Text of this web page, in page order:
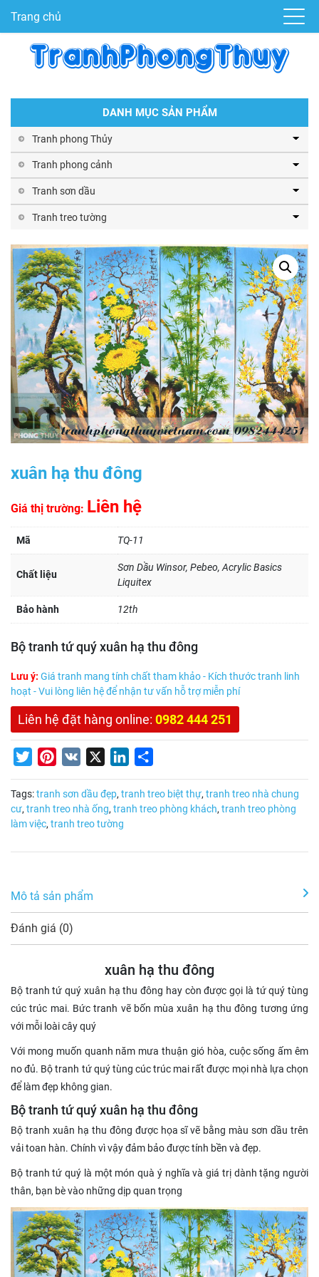
Trang chủ
DANH MỤC SẢN PHẨM
Tranh phong Thủy
Tranh phong cảnh
Tranh sơn dầu
Tranh treo tường
xuân hạ thu đông
Giá thị trường: Liên hệ
Mã TQ-11
Chất liệu
Sơn Dầu Winsor, Pebeo, Acrylic Basics
Liquitex
Bảo hành 12th
Bộ tranh tứ quý xuân hạ thu đông
Lưu ý: Giá tranh mang tính chất tham khảo - Kích thước tranh linh
hoạt - Vui lòng liên hệ để nhận tư vấn hỗ trợ miễn phí
Liên hệ đặt hàng online: 0982 444 251
TwitterPinterest
VK LinkedIn
Tags:tranh sơn dầu đẹp, tranh treo biệt thự, tranh treo nhà chung
cư, tranh treo nhà ống, tranh treo phòng khách, tranh treo phòng
làm việc, tranh treo tường
Mô tả sản phẩm
Đánh giá (0)
xuân hạ thu đông
Bộ tranh tứ quý xuân hạ thu đông hay còn được gọi là tứ quý tùng
cúc trúc mai. Bức tranh vẽ bốn mùa xuân hạ thu đông tương ứng
với mỗi loài cây quý
Với mong muốn quanh năm mưa thuận gió hòa, cuộc sống ấm êm
no đủ. Bộ tranh tứ quý tùng cúc trúc mai rất được mọi nhà lựa chọn
để làm đẹp không gian.
Bộ tranh tứ quý xuân hạ thu đông
Bộ tranh xuân hạ thu đông được họa sĩ vẽ bằng màu sơn dầu trên
vải toan hàn. Chính vì vậy đảm bảo được tính bền và đẹp.
Bộ tranh tứ quý là một món quà ý nghĩa và giá trị dành tặng người
thân, bạn bè vào những dịp quan trọng